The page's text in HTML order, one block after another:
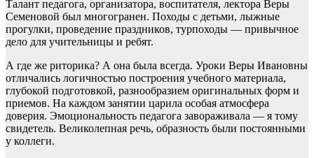
Талант педагога, организатора, воспитателя, лектора Веры
Семеновой был многогранен. Походы с детьми, лыжные
прогулки, проведение праздников, турпоходы — привычное
дело для учительницы и ребят.
А где же риторика? А она была всегда. Уроки Веры Ивановны
отличались логичностью построения учебного материала,
глубокой подготовкой, разнообразием оригинальных форм и
приемов. На каждом занятии царила особая атмосфера
доверия. Эмоциональность педагога завораживала — я тому
свидетель. Великолепная речь, образность были постоянными
у коллеги.